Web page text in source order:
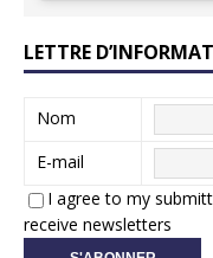
LETTRE
Nom
E-mail
I agree to my
receive newsletters